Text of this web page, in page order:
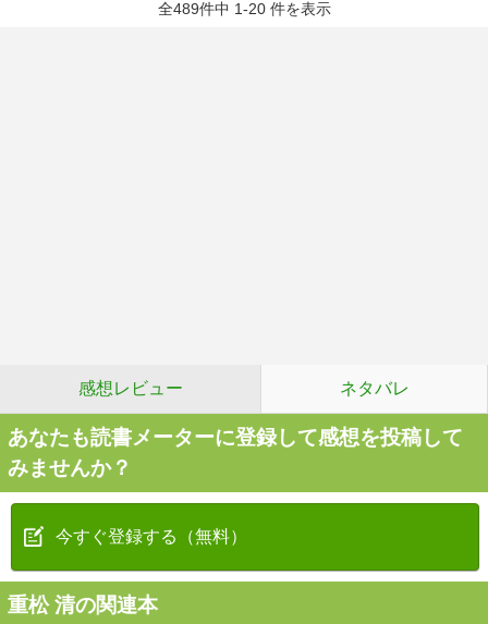
全489件中 1-20 件を表示
感想レビュー ネタバレ
あなたも読書メーターに登録して感想を投稿して
みませんか？
今すぐ登録する（無料）
重松 清の関連本